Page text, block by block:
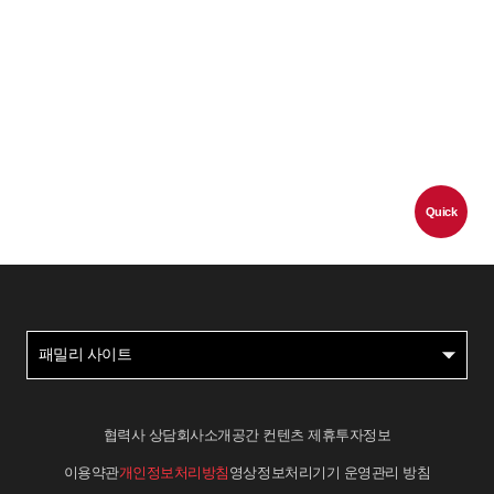
Quick
패밀리 사이트
협력사 상담회사소개 공간 컨텐츠 제휴투자정보
이용약관개인정보처리방침 영상정보처리기기 운영관리 방침